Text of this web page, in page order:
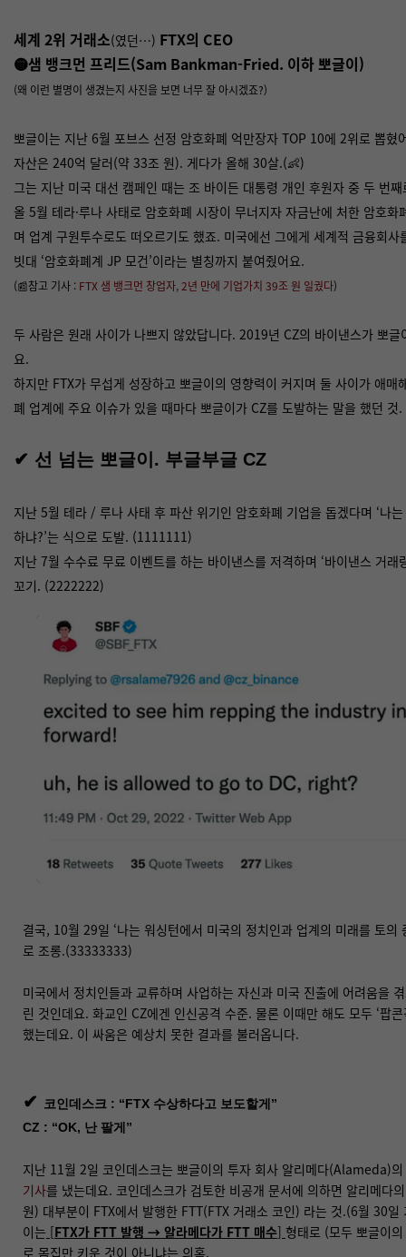
세계 2위 거래소(였던…) FTX의 CEO
🟡샘 뱅크먼 프리드(Sam Bankman-Fried. 이하 뽀글이)
(왜 이런 별명이 생겼는지 사진을 보면 너무 잘 아시겠죠?)
뽀글이는 지난 6월 포브스 선정 암호화폐 억만장자 TOP 10에 2위로 뽑혔
자산은 240억 달러(약 33조 원). 게다가 올해 30살.(👶)
그는 지난 미국 대선 캠페인 때는 조 바이든 대통령 개인 후원자 중 두 번
올 5월 테라·루나 사태로 암호화폐 시장이 무너지자 자금난에 처한 암호화
며 업계 구원투수로도 떠오르기도 했죠. 미국에선 그에게 세계적 금융회
빗대 ‘암호화폐계 JP 모건’이라는 별칭까지 붙여줬어요.
(📰참고 기사 : FTX 샘 뱅크먼 창업자, 2년 만에 기업가치 39조 원 일궜다)
두 사람은 원래 사이가 나쁘지 않았답니다. 2019년 CZ의 바이낸스가 뽀
요.
하지만 FTX가 무섭게 성장하고 뽀글이의 영향력이 커지며 둘 사이가 애매
폐 업계에 주요 이슈가 있을 때마다 뽀글이가 CZ를 도발하는 말을 했던 것.
✔ 선 넘는 뽀글이. 부글부글 CZ
지난 5월 테라 / 루나 사태 후 파산 위기인 암호화폐 기업을 돕겠다며 ‘나
하냐?’는 식으로 도발. (1111111)
지난 7월 수수료 무료 이벤트를 하는 바이낸스를 저격하며 ‘바이낸스 거래
꼬기. (2222222)
결국, 10월 29일 ‘나는 워싱턴에서 미국의 정치인과 업계의 미래를 토의
로 조롱.(33333333)
미국에서 정치인들과 교류하며 사업하는 자신과 미국 진출에 어려움을
린 것인데요. 화교인 CZ에겐 인신공격 수준. 물론 이때만 해도 모두 ‘팝
했는데요. 이 싸움은 예상치 못한 결과를 불러옵니다.
✔
코인데스크 : “FTX 수상하다고 보도할게”
CZ : “OK, 난 팔게”
지난 11월 2일 코인데스크는 뽀글이의 투자 회사 알리메다(Alameda)
기사를 냈는데요. 코인데스크가 검토한 비공개 문서에 의하면 알리메다
원) 대부분이 FTX에서 발행한 FTT(FTX 거래소 코인) 라는 것.(6월 30일
이는 [FTX가 FTT 발행 → 알라메다가 FTT 매수] 형태로 (모두 뽀글이
로 몸집만 키운 것이 아니냐는 의혹.